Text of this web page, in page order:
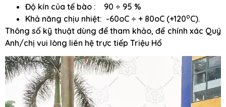
Độ kín của tế bào : 90 ÷ 95 %
Khả năng chịu nhiệt: -60oC ÷ + 80oC (+120oC).
Thông số kỹ thuật dùng để tham khảo, để chính xác Quý
Anh/chị vui lòng liên hệ trực tiếp Triệu Hổ